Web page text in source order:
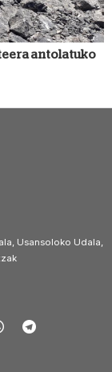
antolatuko
Usansoloko Udala,